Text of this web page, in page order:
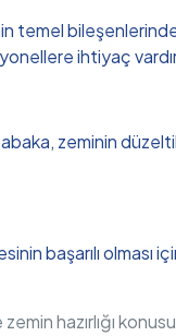
bileşenlerinden
ihtiyaç
zeminin
olması
zemin hazırlığı